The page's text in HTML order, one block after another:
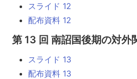
スライド 12
配布資料 12
第 13 回 南詔国後期の対外
スライド 13
配布資料 13